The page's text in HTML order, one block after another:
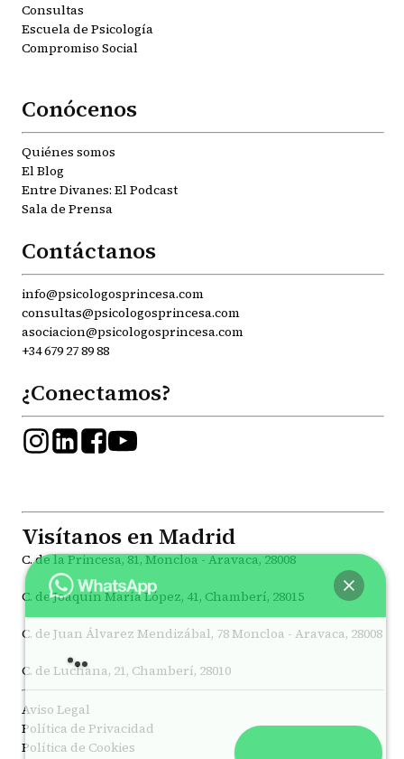
Consultas
Escuela de Psicología
Compromiso Social
Conócenos
Quiénes somos
El Blog
Entre Divanes: El Podcast
Sala de Prensa
Contáctanos
info@psicologosprincesa.com
consultas@psicologosprincesa.com
asociacion@psicologosprincesa.com
+34 679 27 89 88
¿Conectamos?
Visítanos en Madrid
C. de la Princesa, 81, Moncloa - Aravaca, 28008
C. de Joaquín María López, 41, Chamberí, 28015
C. de Juan Álvarez Mendizábal, 78 Moncloa - Aravaca, 28008
C. de Luchana, 21, Chamberí, 28010
Aviso Legal
Política de Privacidad
Política de Cookies
, bienvenido a